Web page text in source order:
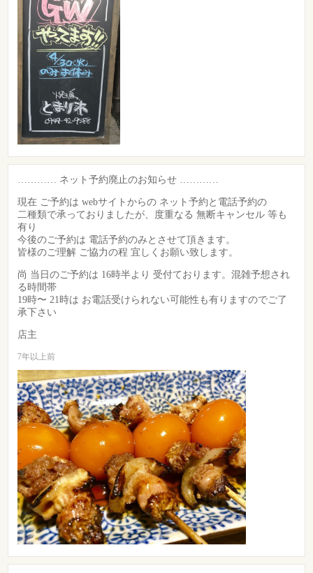
………… ネット予約廃止のお知らせ …………
現在 ご予約は webサイトからの ネット予約と電話予約の
二種類で承っておりましたが、度重なる 無断キャンセル 等も
有り
今後のご予約は 電話予約のみとさせて頂きます。
皆様のご理解 ご協力の程 宜しくお願い致します。
尚 当日のご予約は 16時半より 受付ております。混雑予想され
る時間帯
19時〜 21時は お電話受けられない可能性も有りますのでご了
承下さい
店主
7年以上前